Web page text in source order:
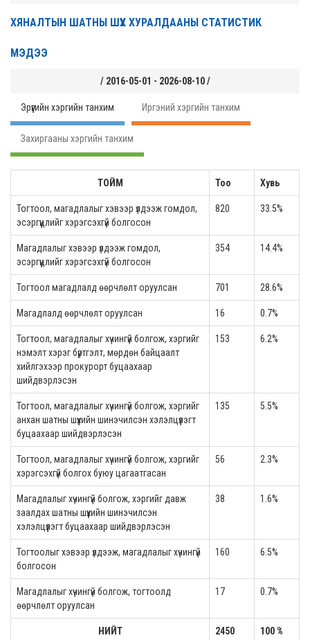
ХЯНАЛТЫН ШАТНЫ ШҮҮХ ХУРАЛДААНЫ СТАТИСТИК
МЭДЭЭ
/ 2016-05-01 - 2026-08-10 /
Эрүүгийн хэргийн танхим Иргэний хэргийн танхим
Захиргааны хэргийн танхим
ТОЙМ Тоо Хувь
Тогтоол, магадлалыг хэвээр үлдээж гомдол,
эсэргүүцлийг хэрэгсэхгүй болгосон
820 33.5%
Магадлалыг хэвээр үлдээж гомдол,
эсэргүүцлийг хэрэгсэхгүй болгосон
354 14.4%
Тогтоол магадлалд өөрчлөлт оруулсан 701 28.6%
Магадлалд өөрчлөлт оруулсан 16 0.7%
Тогтоол, магадлалыг хүчингүй болгож, хэргийг
нэмэлт хэрэг бүртгэлт, мөрдөн байцаалт
хийлгэхээр прокурорт буцаахаар
шийдвэрлэсэн
153 6.2%
Тогтоол, магадлалыг хүчингүй болгож, хэргийг
анхан шатны шүүхийн шинэчилсэн хэлэлцүүлэгт
буцаахаар шийдвэрлэсэн
135 5.5%
Тогтоол, магадлалыг хүчингүй болгож, хэргийг
хэрэгсэхгүй болгох буюу цагаатгасан
56 2.3%
Магадлалыг хүчингүй болгож, хэргийг давж
заалдах шатны шүүхийн шинэчилсэн
хэлэлцүүлэгт буцаахаар шийдвэрлэсэн
38 1.6%
Тогтоолыг хэвээр үлдээж, магадлалыг хүчингүй
болгосон
160 6.5%
Магадлалыг хүчингүй болгож, тогтоолд
өөрчлөлт оруулсан
17 0.7%
НИЙТ 2450 100 %